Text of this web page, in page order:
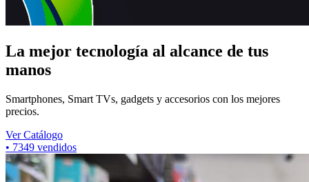
La mejor tecnología al alcance de tus
manos
Smartphones, Smart TVs, gadgets y accesorios con los mejores
precios.
Ver Catálogo
• 7349 vendidos